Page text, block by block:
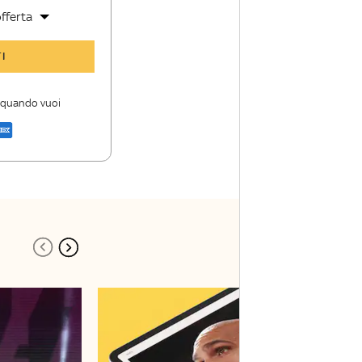
di Sky Sport
vuoi